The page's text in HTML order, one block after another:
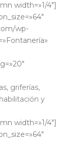
width=»1/4″]
wp-
griferías,
y
width=»1/4″]